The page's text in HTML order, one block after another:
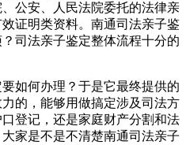
公安、人民法院委托的法律亲
证明类资料。南通司法亲子鉴
司法亲子鉴定整体流程十分的
如何办理？于是它最终提供的
的，能够用做搞定涉及司法方
登记，还是家庭财产分割和法
家是不是不清楚南通司法亲子